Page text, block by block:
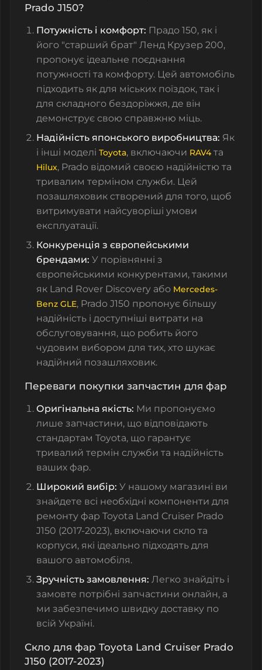
Prado J150?
Потужність і комфорт: Прадо 150, як і
його "старший брат" Ленд Крузер 200,
пропонує ідеальне поєднання
потужності та комфорту. Цей автомобіль
підходить як для міських поїздок, так і
для складного бездоріжжя, де він
демонструє свою справжню міць.
Надійність японського виробництва: Як
і інші моделі Toyota, включаючи RAV4та
Hilux, Prado відомий своєю надійністю та
тривалим терміном служби. Цей
позашляховик створений для того, щоб
витримувати найсуворіші умови
експлуатації.
Конкуренція з європейськими
брендами: У порівнянні з
європейськими конкурентами, такими
як Land Rover Discovery або Mercedes-
Benz GLE, Prado J150 пропонує більшу
надійність і доступніші витрати на
обслуговування, що робить його
чудовим вибором для тих, хто шукає
надійний позашляховик.
Переваги покупки запчастин для фар
Оригінальна якість: Ми пропонуємо
лише запчастини, що відповідають
стандартам Toyota, що гарантує
тривалий термін служби та надійність
ваших фар.
Широкий вибір: У нашому магазині ви
знайдете всі необхідні компоненти для
ремонту фар Toyota Land Cruiser Prado
J150 (2017-2023), включаючи скло та
корпуси, які ідеально підходять для
вашого автомобіля.
Зручність замовлення: Легко знайдіть і
замовте потрібні запчастини онлайн, а
ми забезпечимо швидку доставку по
всій Україні.
Скло для фар Toyota Land Cruiser Prado
J150 (2017-2023)